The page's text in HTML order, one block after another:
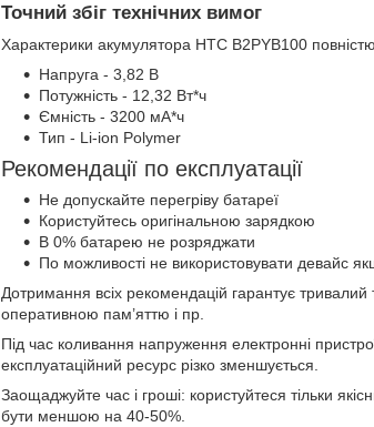
Точний збіг технічних вимог
Характерики акумулятора HTC B2PYB100
Напруга - 3,82 В
Потужність - 12,32 Вт*ч
Ємність - 3200 мА*ч
Тип - Li-ion Polymer
Рекомендації по експлуатації
Не допускайте перегріву батареї
Користуйтесь оригінальною зарядкою
В 0% батарею не розряджати
По можливості не використовувати девайс
Дотримання всіх рекомендацій гарантує
оперативною пам’яттю і пр.
Під час коливання напруження електронні
експлуатаційний ресурс різко зменшується.
Заощаджуйте час і гроші: користуйтеся тільки
бути меншою на 40-50%.